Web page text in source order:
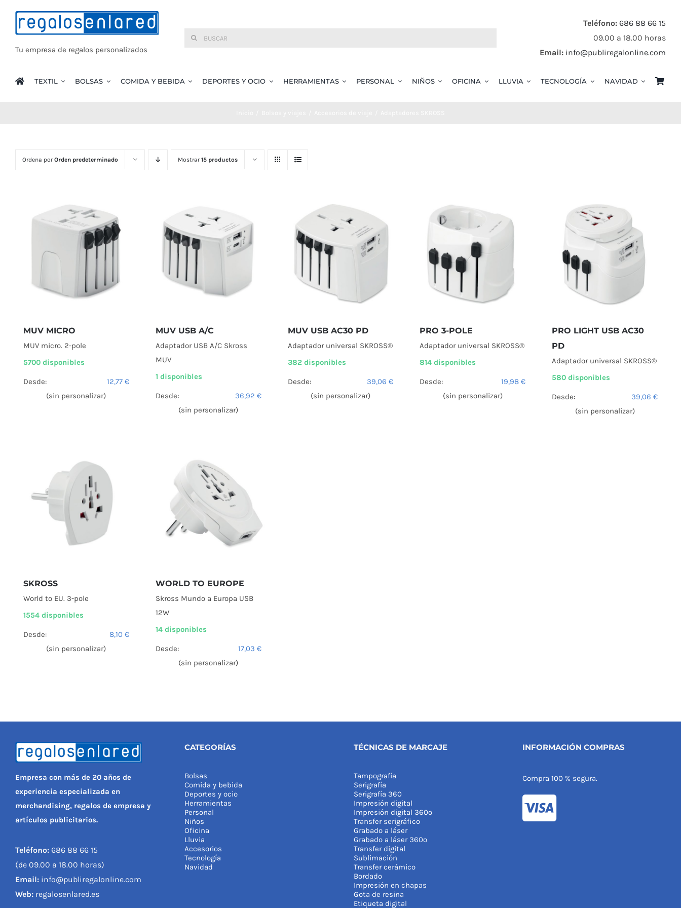
contenido
Tu empresa de regalos personalizados
Buscar:
Teléfono: 686 88 66 15
09.00 a 18.00 horas
Email: info@publiregalonline.com
TEXTIL BOLSAS COMIDA Y BEBIDA DEPORTES Y OCIO HERRAMIENTAS PERSONAL NIÑOS OFICINA LLUVIA TECNOLOGÍA NAVIDAD
Ordena porOrden predeterminado Mostrar15 productos
MUV MICRO
MUV micro. 2-pole
5700 disponibles
Desde: 12,77 €
(sin personalizar)
MUV USB A/C
Adaptador USB A/C Skross
MUV
1 disponibles
Desde: 36,92 €
(sin personalizar)
MUV USB AC30 PD
Adaptador universal SKROSS®
382 disponibles
Desde: 39,06€
(sin personalizar)
PRO 3-POLE
Adaptador universal SKROSS®
814 disponibles
Desde: 19,98€
(sin personalizar)
PRO LIGHT USB AC30
PD
Adaptador universal SKROSS®
580 disponibles
Desde: 39,06 €
(sin personalizar)
SKROSS
World to EU. 3-pole
1554 disponibles
Desde: 8,10 €
(sin personalizar)
WORLD TO EUROPE
Skross Mundo a Europa USB
12W
14 disponibles
Desde: 17,03 €
(sin personalizar)
Empresa con más de 20 años de
experiencia especializada en
merchandising, regalos de empresa y
artículos publicitarios.
Teléfono:686 88 66 15
(de 09.00 a 18.00 horas)
Email:info@publiregalonline.com
Web:regalosenlared.es
CATEGORÍAS
Bolsas
Comida y bebida
Deportes y ocio
Herramientas
Personal
Niños
Oficina
Lluvia
Accesorios
Tecnología
Navidad
TÉCNICAS DE MARCAJE
Tampografía
Serigrafía
Serigrafía 360
Impresión digital
Impresión digital 360º
Transfer serigráfico
Grabado a láser
Grabado a láser 360º
Transfer digital
Sublimación
Transfer cerámico
Bordado
Impresión en chapas
Gota de resina
Etiqueta digital
INFORMACIÓN COMPRAS
Compra 100 % segura.